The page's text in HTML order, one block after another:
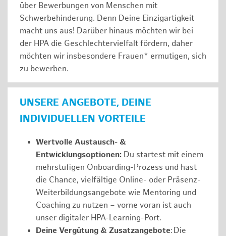
über Bewerbungen von Menschen mit
Schwerbehinderung. Denn Deine Einzigartigkeit
macht uns aus! Darüber hinaus möchten wir bei
der HPA die Geschlechtervielfalt fördern, daher
möchten wir insbesondere Frauen* ermutigen, sich
zu bewerben.
UNSERE ANGEBOTE, DEINE
INDIVIDUELLEN VORTEILE
Wertvolle Austausch- &
Entwicklungsoptionen: Du startest mit einem
mehrstufigen Onboarding-Prozess und hast
die Chance, vielfältige Online- oder Präsenz-
Weiterbildungsangebote wie Mentoring und
Coaching zu nutzen – vorne voran ist auch
unser digitaler HPA-Learning-Port.
Deine Vergütung & Zusatzangebote: Die